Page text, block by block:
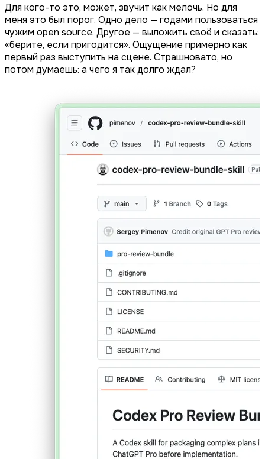
Для кого-то это, может, звучит как мелочь. Но для
меня это был порог. Одно дело — годами пользоваться
чужим open source. Другое — выложить своё и сказать:
«берите, если пригодится». Ощущение примерно как
первый раз выступить на сцене. Страшновато, но
потом думаешь: а чего я так долго ждал?